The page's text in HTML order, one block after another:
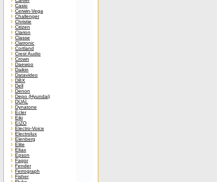
Casio
Cerwin-Vega
Challenger
Christie
Citizen
Clarion
Classe
Clatronic
Cortland
Crest Audio
Crown
Daewoo
Daikin
Datavideo
DBX
Dell
Denon
Depo (Hyundai)
DUAL
Dynatone
Ecler
Eiki
EIZO
Electro-Voice
Electrolux
Elenberg
Elite
Eltax
Epson
Fagor
Fender
Ferrograph
Fisher